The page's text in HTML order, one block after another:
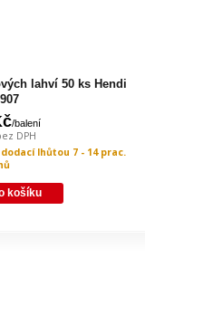
lahví 50 ks Hendi
/balení
DPH
lhůtou 7 - 14 prac.
košíku